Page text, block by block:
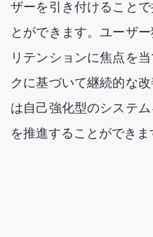
ザーを引き付けること
とができます。ユーザ
リテンションに焦点を
クに基づいて継続的な
は自己強化型のシステ
を推進することができま